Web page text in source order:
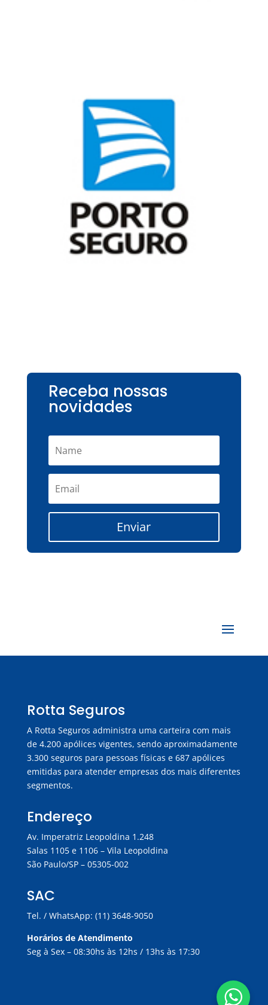
Receba nossas
novidades
Enviar
Rotta Seguros
A Rotta Seguros administra uma carteira com mais
de 4.200 apólices vigentes, sendo aproximadamente
3.300 seguros para pessoas físicas e 687 apólices
emitidas para atender empresas dos mais diferentes
segmentos.
Endereço
Av. Imperatriz Leopoldina 1.248
Salas 1105 e 1106 – Vila Leopoldina
São Paulo/SP – 05305-002
SAC
Tel. / WhatsApp: (11) 3648-9050
Horários de Atendimento
Seg à Sex – 08:30hs às 12hs / 13hs às 17:30